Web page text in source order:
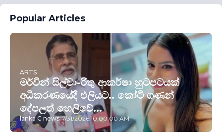
Popular Articles
ARTS
මර්වින් සිල්වා-රිතු ආකර්ෂා හුටපටයක්
අධිකරණයේදී එලියට.. කෝටි ගණන්
දේපලත් හෙලිවේ...
lanka C news-7/31/2026 10:00:00 AM